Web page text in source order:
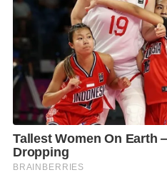
ความคลาดเคลื่อน นายอนุทิน
สำคัญมาก ทางพี่น้องประชา
ปกครองไปสร้างความมั่นใจ
ประชาชน โดยรวมขวัญกำลัง
คือ ผู้สูงอายุ แต่วัยทำงานหรือ
สถานการณ์อยู่ รวมถึงเรามีก
พื้นที่ไหนช่วงนี้ไม่ควรไป สภา
วันที่ 13 มิ.ย. ตนจะลงพื้นที่ จ.
หลังจากได้รับข้อสั่งการจากน